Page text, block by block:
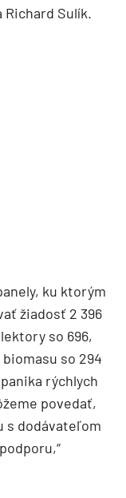
Sulík.
ku ktorým
žiadosť 2 396
so 696,
so 294
rýchlych
povedať,
s dodávateľom